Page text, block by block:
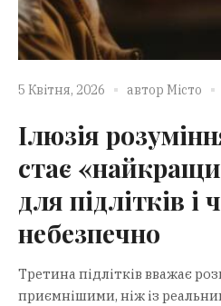
5 Квітня, 2026 автор Місто
Ілюзія
стає
для підлітків і
небезпечно
Третина підлітків вважає
приємнішими, ніж із